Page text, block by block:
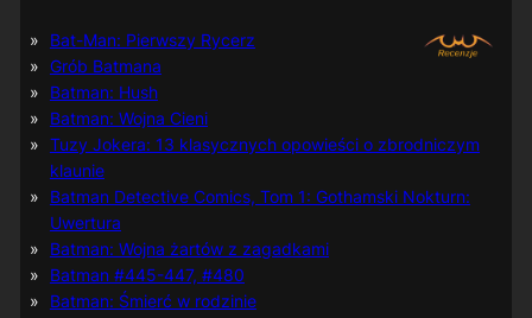
Bat-Man: Pierwszy Rycerz
Grób Batmana
Batman: Hush
Batman: Wojna Cieni
Tuzy Jokera: 13 klasycznych opowieści o zbrodniczym
klaunie
Batman Detective Comics, Tom 1: Gothamski Nokturn:
Uwertura
Batman: Wojna żartów z zagadkami
Batman #445-447, #480
Batman: Śmierć w rodzinie